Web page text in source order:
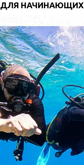
ДЛЯ НАЧИНАЮЩИХ